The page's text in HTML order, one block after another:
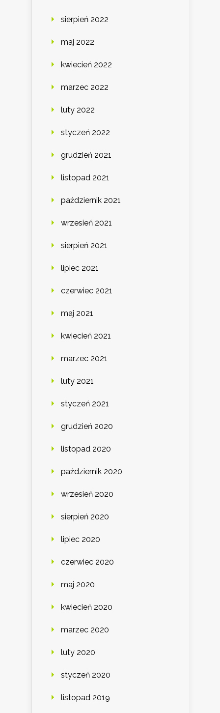
sierpień 2022
maj 2022
kwiecień 2022
marzec 2022
luty 2022
styczeń 2022
grudzień 2021
listopad 2021
październik 2021
wrzesień 2021
sierpień 2021
lipiec 2021
czerwiec 2021
maj 2021
kwiecień 2021
marzec 2021
luty 2021
styczeń 2021
grudzień 2020
listopad 2020
październik 2020
wrzesień 2020
sierpień 2020
lipiec 2020
czerwiec 2020
maj 2020
kwiecień 2020
marzec 2020
luty 2020
styczeń 2020
listopad 2019